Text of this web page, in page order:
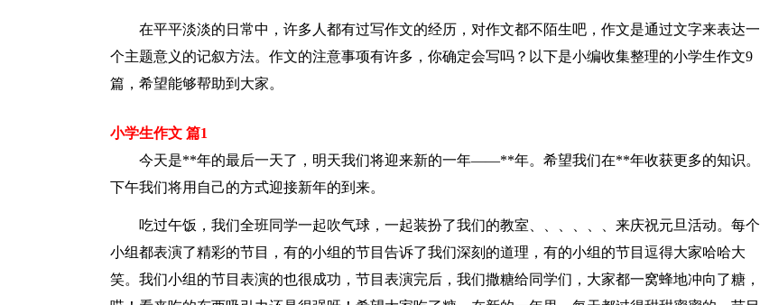
在平平淡淡的日常中，许多人都有过写作文的经历，对作文都不陌生吧，作文是通过文字来表达一
个主题意义的记叙方法。作文的注意事项有许多，你确定会写吗？以下是小编收集整理的小学生作文9
篇，希望能够帮助到大家。
小学生作文 篇1
今天是**年的最后一天了，明天我们将迎来新的一年——**年。希望我们在**年收获更多的知识。
下午我们将用自己的方式迎接新年的到来。
吃过午饭，我们全班同学一起吹气球，一起装扮了我们的教室、、、、、、来庆祝元旦活动。每个
小组都表演了精彩的节目，有的小组的节目告诉了我们深刻的道理，有的小组的节目逗得大家哈哈大
笑。我们小组的节目表演的也很成功，节目表演完后，我们撒糖给同学们，大家都一窝蜂地冲向了糖，